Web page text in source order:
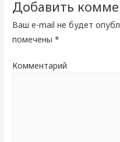
Добавить
Ваш e-mail не будет
помечены*
Комментарий